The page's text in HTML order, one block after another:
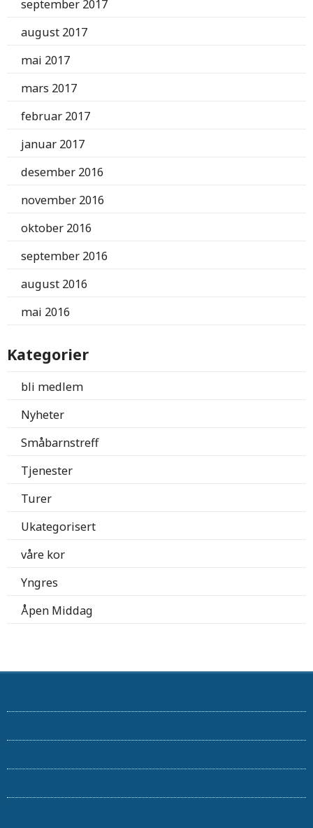
september 2017
august 2017
mai 2017
mars 2017
februar 2017
januar 2017
desember 2016
november 2016
oktober 2016
september 2016
august 2016
mai 2016
Kategorier
bli medlem
Nyheter
Småbarnstreff
Tjenester
Turer
Ukategorisert
våre kor
Yngres
Åpen Middag